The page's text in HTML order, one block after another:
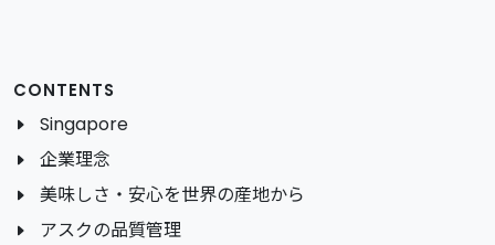
CONTENTS
Singapore
企業理念
美味しさ・安心を世界の産地から
アスクの品質管理